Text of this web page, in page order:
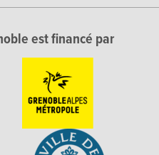
est financé par